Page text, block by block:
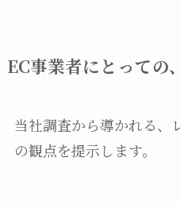
EC事業者にとっての
当社調査から導かれる、
の観点を提示します。